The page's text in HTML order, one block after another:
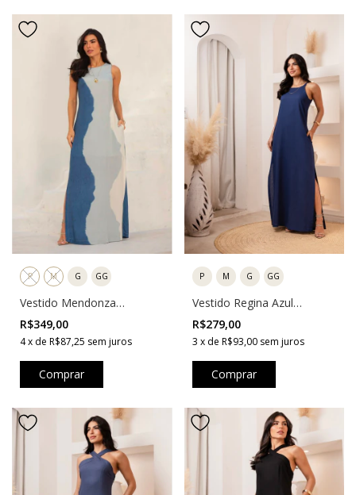
P M G GG
Vestido Mendonza
Estampado Azul
R$349,00
4x de R$87,25 sem juros
Comprar
P M G GG
Vestido Regina Azul
Marinho
R$279,00
3 x de R$93,00 sem juros
Comprar